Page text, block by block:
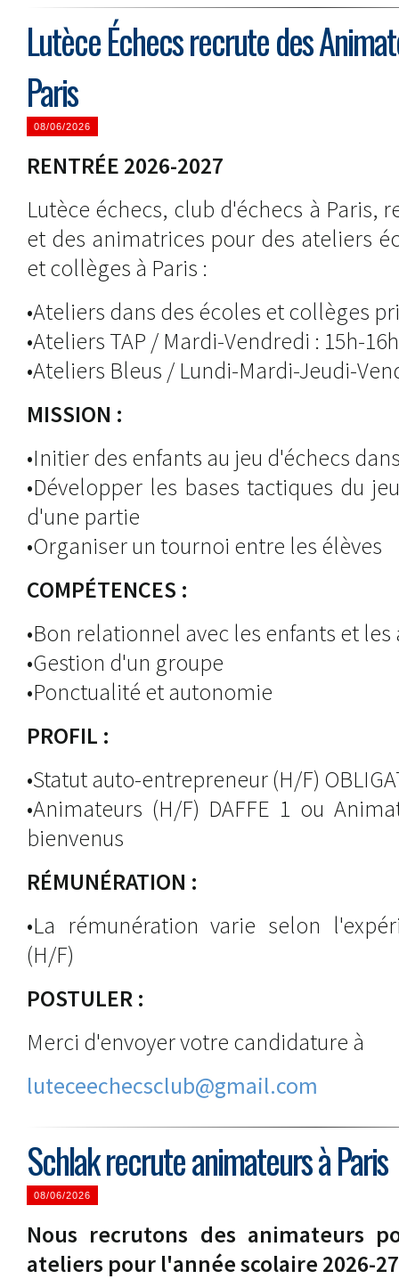
Lutèce Échecs recrute des
Paris
08/06/2026
RENTRÉE 2026-2027
Lutèce échecs, club d'échecs à Paris,
et des animatrices pour des ateliers
et collèges à Paris :
•Ateliers dans des écoles et collèges
•Ateliers TAP / Mardi-Vendredi : 15h-
•Ateliers Bleus / Lundi-Mardi-Jeudi-
MISSION :
•Initier des enfants au jeu d'échecs
•Développer les bases tactiques du
d'une partie
•Organiser un tournoi entre les élèves
COMPÉTENCES :
•Bon relationnel avec les enfants et
•Gestion d'un groupe
•Ponctualité et autonomie
PROFIL :
•Statut auto-entrepreneur (H/F)
•Animateurs (H/F) DAFFE 1 ou
bienvenus
RÉMUNÉRATION :
•La rémunération varie selon
(H/F)
POSTULER :
Merci d'envoyer votre candidature à
luteceechecsclub@gmail.com
Schlak recrute animateurs à Paris
08/06/2026
Nous recrutons des animateurs
ateliers pour l'année scolaire 2026-